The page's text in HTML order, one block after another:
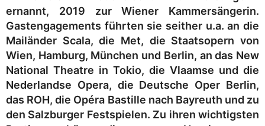
ernannt, 2019 zur Wiener Kammersängerin.
Gastengagements führten sie seither u.a. an die
Mailänder Scala, die Met, die Staatsopern von
Wien, Hamburg, München und Berlin, an das New
National Theatre in Tokio, die Vlaamse und die
Nederlandse Opera, die Deutsche Oper Berlin,
das ROH, die Opéra Bastille nach Bayreuth und zu
den Salzburger Festspielen. Zu ihren wichtigsten